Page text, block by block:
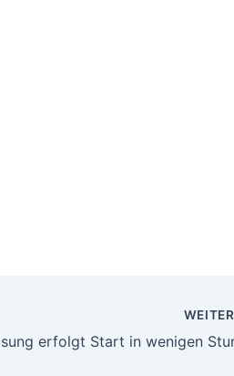
WEITER